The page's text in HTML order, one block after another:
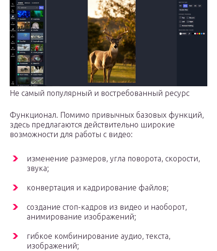
Не самый популярный и востребованный ресурс
Функционал. Помимо привычных базовых функций,
здесь предлагаются действительно широкие
возможности для работы с видео:
изменение размеров, угла поворота, скорости,
звука;
конвертация и кадрирование файлов;
создание стоп-кадров из видео и наоборот,
анимирование изображений;
гибкое комбинирование аудио, текста,
изображений;